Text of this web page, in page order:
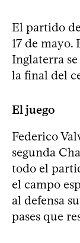
El partido
17 de mayo.
Inglaterra
la final del
El juego
Federico
segunda
todo el
el campo
al defensa
pases que